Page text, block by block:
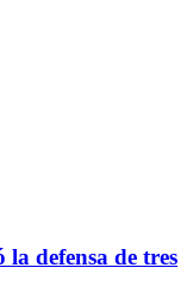
defensa de tres